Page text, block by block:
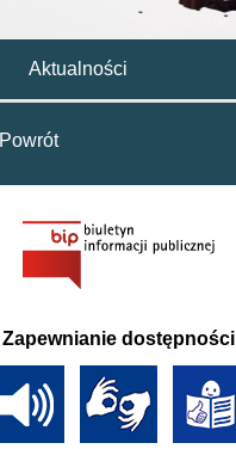
Aktualności
Powrót
Zapewnianie dostępności